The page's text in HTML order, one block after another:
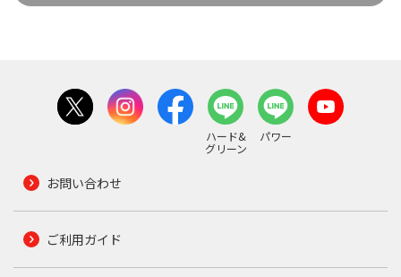
ハード&
グリーン
パワー
お問い合わせ
ご利用ガイド